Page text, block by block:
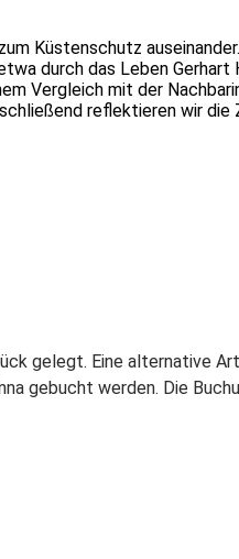
Küstenschutz
durch das Leben Gerhart
Vergleich mit der
reflektieren wir die
gelegt. Eine alternative
gebucht werden. Die